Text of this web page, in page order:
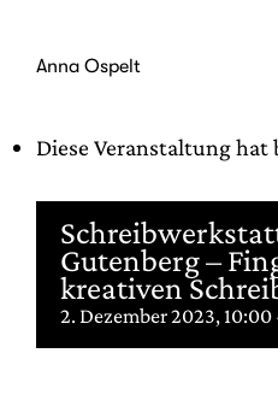
springen
Anna Ospelt
Diese Veranstaltung
Gutenberg –
kreativen
2. Dezember 2023, 10:00